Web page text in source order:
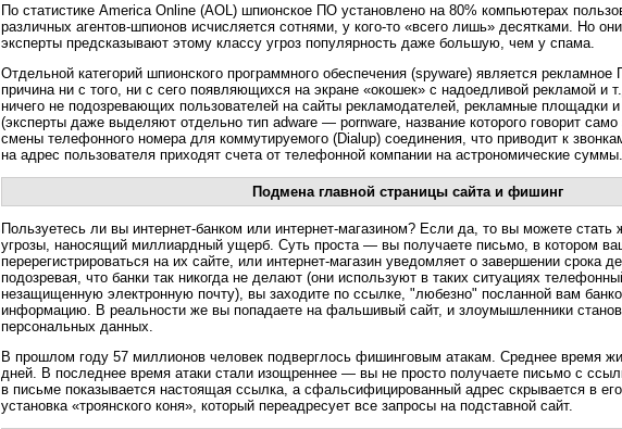
По статистике America Online (AOL) шпионское ПО установлено на 80% компьютерах
различных агентов-шпионов исчисляется сотнями, у кого-то «всего лишь» десятками. Но
эксперты предсказывают этому классу угроз популярность даже большую, чем у спама.
Отдельной категорий шпионского программного обеспечения (spyware) является
причина ни с того, ни с сего появляющихся на экране «окошек» с надоедливой рекламой и
ничего не подозревающих пользователей на сайты рекламодателей, рекламные площадки
(эксперты даже выделяют отдельно тип adware — pornware, название которого говорит
смены телефонного номера для коммутируемого (Dialup) соединения, что приводит к
на адрес пользователя приходят счета от телефонной компании на астрономические суммы.
Подмена главной страницы сайта и фишинг
Пользуетесь ли вы интернет-банком или интернет-магазином? Если да, то вы можете
угрозы, наносящий миллиардный ущерб. Суть проста — вы получаете письмо, в котором
перерегистрироваться на их сайте, или интернет-магазин уведомляет о завершении срока
подозревая, что банки так никогда не делают (они используют в таких ситуациях
незащищенную электронную почту), вы заходите по ссылке, "любезно" посланной вам
информацию. В реальности же вы попадаете на фальшивый сайт, и злоумышленники
персональных данных.
В прошлом году 57 миллионов человек подверглось фишинговым атакам. Среднее время
дней. В последнее время атаки стали изощреннее — вы не просто получаете письмо с
в письме показывается настоящая ссылка, а сфальсифицированный адрес скрывается в
установка «троянского коня», который переадресует все запросы на подставной сайт.